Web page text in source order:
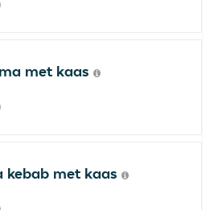
met kaas
kebab met kaas